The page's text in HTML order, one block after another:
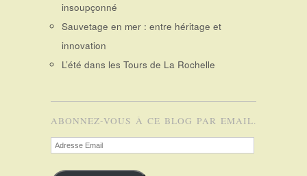
insoupçonné
Sauvetage en mer : entre héritage et
innovation
L’été dans les Tours de La Rochelle
ABONNEZ-VOUS À CE BLOG PAR EMAIL.
Adresse
Email